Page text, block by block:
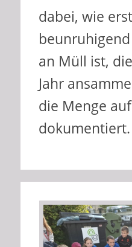
dabei, wie
an Müll ist,
Jahr
die Menge
dokumentiert.